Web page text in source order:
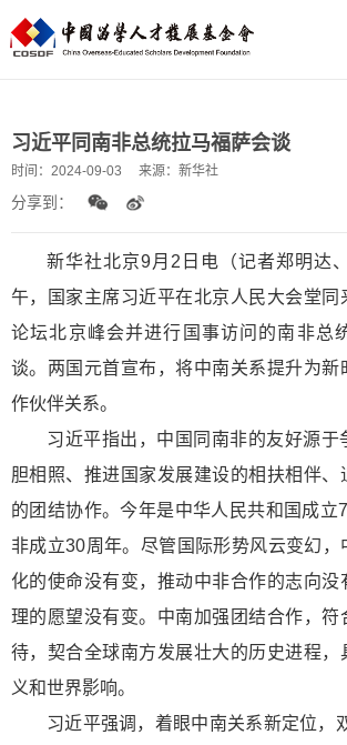
习近平同南非总统拉马福萨会谈
时间： 2024-09-03 来源： 新华社
分享到：
新华社北京9月2日电（记者郑明达
午，国家主席习近平在北京人民大会堂同
论坛北京峰会并进行国事访问的南非总
谈。两国元首宣布，将中南关系提升为新
作伙伴关系。
习近平指出，中国同南非的友好源于
胆相照、推进国家发展建设的相扶相伴、
的团结协作。今年是中华人民共和国成立
非成立30周年。尽管国际形势风云变幻，
化的使命没有变，推动中非合作的志向没
理的愿望没有变。中南加强团结合作，符
待，契合全球南方发展壮大的历史进程，
义和世界影响。
习近平强调，着眼中南关系新定位，